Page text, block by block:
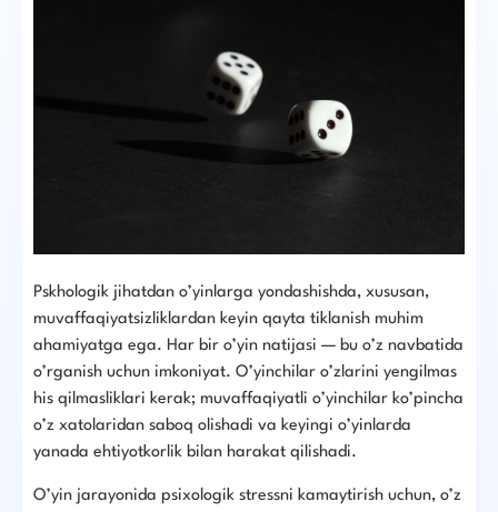
Pskhologik jihatdan o’yinlarga yondashishda, xususan,
muvaffaqiyatsizliklardan keyin qayta tiklanish muhim
ahamiyatga ega. Har bir o’yin natijasi — bu o’z navbatida
o’rganish uchun imkoniyat. O’yinchilar o’zlarini yengilmas
his qilmasliklari kerak; muvaffaqiyatli o’yinchilar ko’pincha
o’z xatolaridan saboq olishadi va keyingi o’yinlarda
yanada ehtiyotkorlik bilan harakat qilishadi.
O’yin jarayonida psixologik stressni kamaytirish uchun, o’z